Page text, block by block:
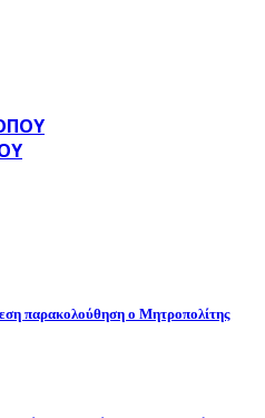
παρακολούθηση ο Μητροπολίτης